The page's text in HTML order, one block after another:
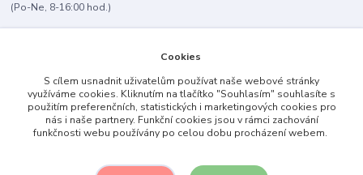
(Po-Ne, 8-16:00 hod.)
Cookies
S cílem usnadnit uživatelům používat naše webové stránky
využíváme cookies. Kliknutím na tlačítko "Souhlasím" souhlasíte s
použitím preferenčních, statistických i marketingových cookies pro
nás i naše partnery. Funkční cookies jsou v rámci zachování
funkčnosti webu používány po celou dobu procházení webem.